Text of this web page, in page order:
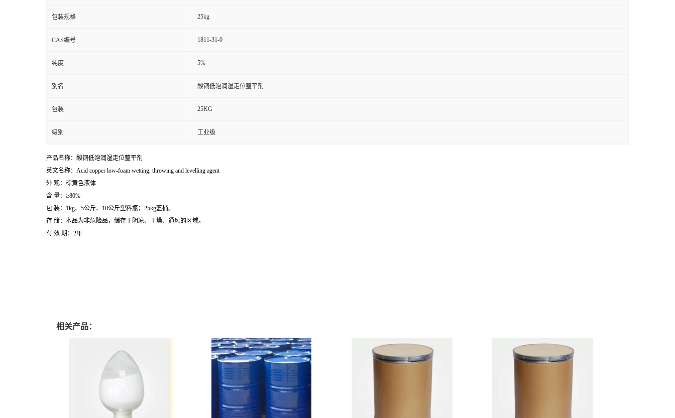
包装规格 25kg
CAS编号 1811-31-0
纯度 5%
别名 酸铜低泡润湿走位整平剂
包装 25KG
级别 工业级
产品名称：酸铜低泡润湿走位整平剂
英文名称：Acid copper low-foam wetting, throwing and levelling agent
外 观：棕黄色液体
含 量：≥80%
包 装：1kg、5公斤、10公斤塑料瓶；25kg蓝桶。
存 储：本品为非危险品，储存于阴凉、干燥、通风的区域。
有 效 期：2年
相关产品：